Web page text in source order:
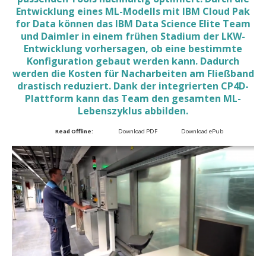
Entwicklung eines ML-Modells mit IBM Cloud Pak
for Data können das IBM Data Science Elite Team
und Daimler in einem frühen Stadium der LKW-
Entwicklung vorhersagen, ob eine bestimmte
Konfiguration gebaut werden kann. Dadurch
werden die Kosten für Nacharbeiten am Fließband
drastisch reduziert. Dank der integrierten CP4D-
Plattform kann das Team den gesamten ML-
Lebenszyklus abbilden.
Read Offline: Download PDF Download ePub